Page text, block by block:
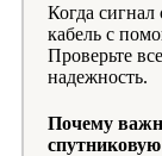
Когда сигнал
кабель с
Проверьте
надежность.
Почему